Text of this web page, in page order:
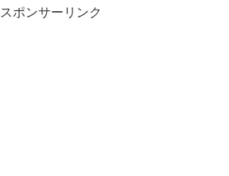
スポンサーリンク